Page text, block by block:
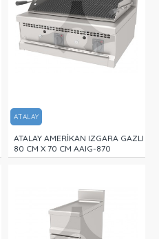
ATALAY
ATALAY AMERİKAN IZGARA GAZLI
80 CM X 70 CM AAIG-870